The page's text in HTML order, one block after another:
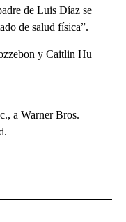
de Luis Díaz se
de salud física”.
y Caitlin Hu
a Warner Bros.
NOTIFICATIONS ABOUT